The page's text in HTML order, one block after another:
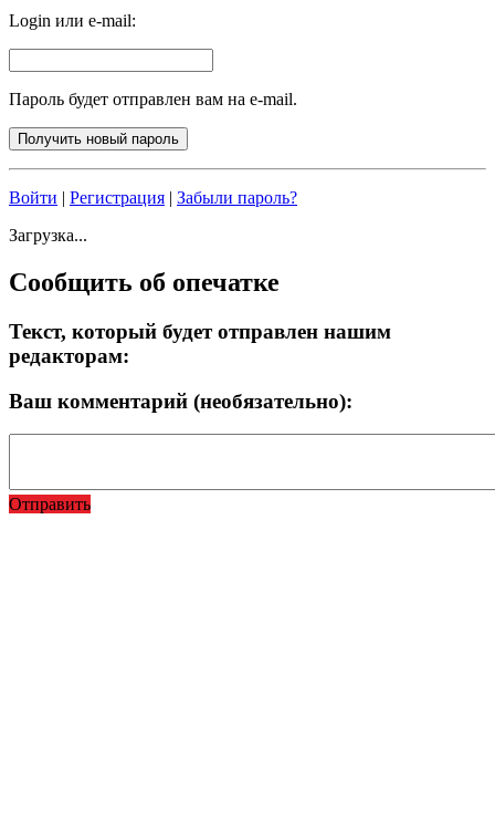
Login или e-mail:
Пароль будет отправлен вам на e-mail.
Войти | Регистрация | Забыли пароль?
Загрузка...
Сообщить об опечатке
Текст, который будет отправлен нашим
редакторам:
Ваш комментарий (необязательно):
Отправить